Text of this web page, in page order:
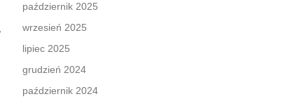
październik 2025
wrzesień 2025
lipiec 2025
grudzień 2024
październik 2024